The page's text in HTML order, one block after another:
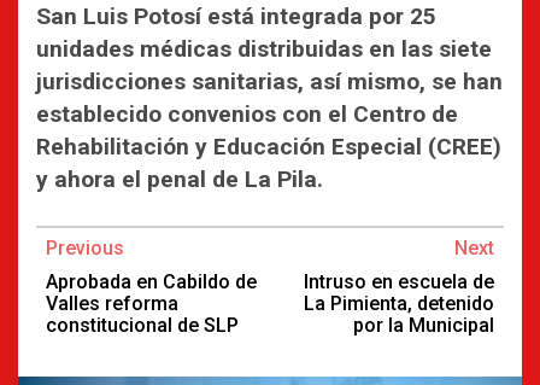
San Luis Potosí está integrada por 25
unidades médicas distribuidas en las siete
jurisdicciones sanitarias, así mismo, se han
establecido convenios con el Centro de
Rehabilitación y Educación Especial (CREE)
y ahora el penal de La Pila.
Continue
Reading
Previous
Aprobada en Cabildo de
Valles reforma
constitucional de SLP
Next
Intruso en escuela de
La Pimienta, detenido
por la Municipal